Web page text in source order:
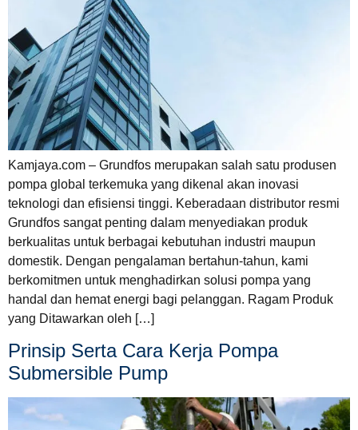
Kamjaya.com – Grundfos merupakan salah satu produsen
pompa global terkemuka yang dikenal akan inovasi
teknologi dan efisiensi tinggi. Keberadaan distributor resmi
Grundfos sangat penting dalam menyediakan produk
berkualitas untuk berbagai kebutuhan industri maupun
domestik. Dengan pengalaman bertahun-tahun, kami
berkomitmen untuk menghadirkan solusi pompa yang
handal dan hemat energi bagi pelanggan. Ragam Produk
yang Ditawarkan oleh […]
Prinsip Serta Cara Kerja Pompa
Submersible Pump